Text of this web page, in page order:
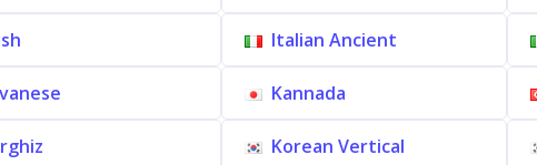
Italian Ancient
Kannada
Korean Vertical